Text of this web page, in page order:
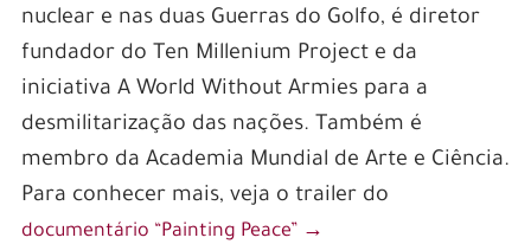
nuclear e nas duas Guerras do Golfo, é diretor
fundador do Ten Millenium Project e da
iniciativa A World Without Armies para a
desmilitarização das nações. Também é
membro da Academia Mundial de Arte e Ciência.
Para conhecer mais, veja o trailer do
documentário “Painting Peace” →